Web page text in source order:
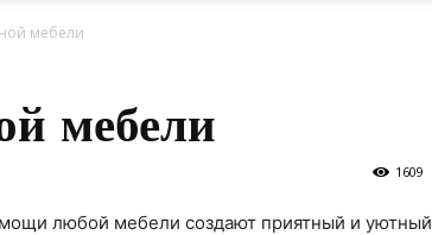
мебели
мебели
1609
любой мебели создают приятный и уютный